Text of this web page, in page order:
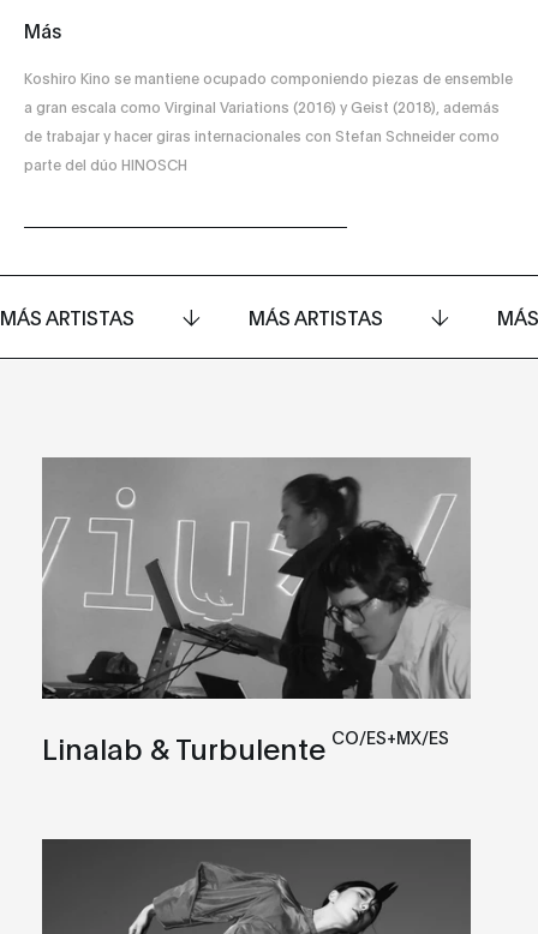
Más
Koshiro Kino se mantiene ocupado componiendo piezas de ensemble
a gran escala como Virginal Variations (2016) y Geist (2018), además
de trabajar y hacer giras internacionales con Stefan Schneider como
parte del dúo HINOSCH
MÁS ARTISTAS MÁS ARTISTAS
Linalab & Turbulente CO/ES+MX/ES